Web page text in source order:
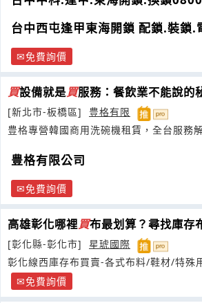
台中西屯逢甲東海開鎖 配鎖.裝鎖.
免費詢價
買設備就是買服務：餐飲業不能說的
[新北市-板橋區]
豊格有限
豊格專營韓國商用洗碗機租賃，全台服務
豊格有限公司
免費詢價
高雄彰化哪裡買布最划算？尋找庫存
[彰化縣-彰化市]
星琥國際
彰化線西庫存布買賣-各式布料/鞋材/特殊
售 免費詢價